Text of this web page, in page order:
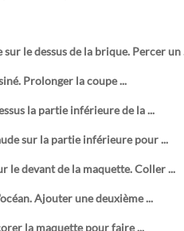
le dessus de la brique. Percer un
Prolonger la coupe ...
la partie inférieure de la ...
sur la partie inférieure pour ...
le devant de la maquette. Coller ...
Ajouter une deuxième ...
la maquette pour faire ...